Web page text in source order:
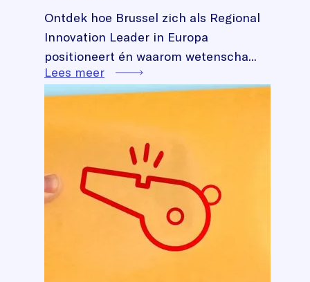
Ontdek hoe Brussel zich als Regional
Innovation Leader in Europa
positioneert én waarom wetenscha...
Lees meer